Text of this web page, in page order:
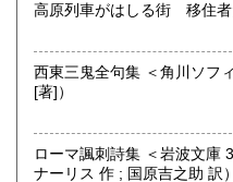
追分コロニーは「豊かな暮
屋」です。人が精神的に豊
的「衣・食・住、アート、
済、社会、哲学、政治」 等
「日本の古本屋」で販売し
油や」で一部展示販売も春
道造、加藤周一などのゆか
高原列車がはしる街 移住者
西東三鬼全句集 ＜角川ソフィア文
[著]）
ローマ諷刺詩集 ＜岩波文庫 32-125-1＞ （ペ
ナーリス 作 ; 国原吉之助 訳）